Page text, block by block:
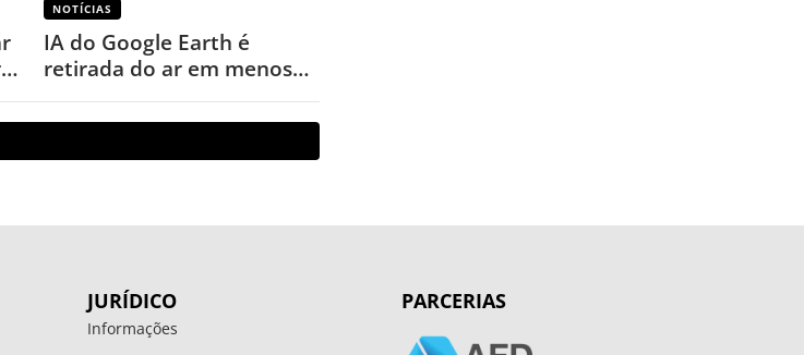
NOTÍCIAS
IA do Google Earth é
retirada do ar em menos
de um dia após uso
inesperado
JURÍDICO
Informações
PARCERIAS